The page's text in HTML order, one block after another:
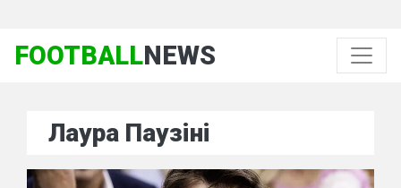
FOOTBALLNEWS
Лаура Паузіні